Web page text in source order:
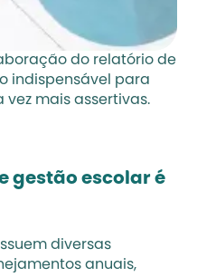
do relatório de
indispensável para
mais assertivas.
gestão escolar é
diversas
anuais,